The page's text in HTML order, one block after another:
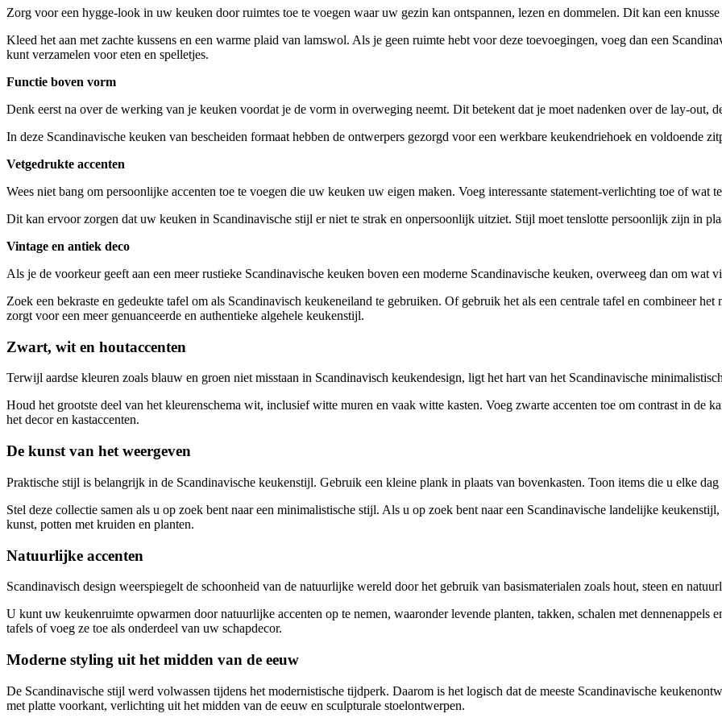
Zorg voor een hygge-look in uw keuken door ruimtes toe te voegen waar uw gezin kan ontspannen, lezen en dommelen. Dit kan een
Kleed het aan met zachte kussens en een warme plaid van lamswol. Als je geen ruimte hebt voor deze toevoegingen, voeg dan een
kunt verzamelen voor eten en spelletjes.
Functie boven vorm
Denk eerst na over de werking van je keuken voordat je de vorm in overweging neemt. Dit betekent dat je moet nadenken over de lay-out,
In deze Scandinavische keuken van bescheiden formaat hebben de ontwerpers gezorgd voor een werkbare keukendriehoek en voldoende
Vetgedrukte accenten
Wees niet bang om persoonlijke accenten toe te voegen die uw keuken uw eigen maken. Voeg interessante statement-verlichting toe of wat
Dit kan ervoor zorgen dat uw keuken in Scandinavische stijl er niet te strak en onpersoonlijk uitziet. Stijl moet tenslotte persoonlijk zijn in
Vintage en antiek deco
Als je de voorkeur geeft aan een meer rustieke Scandinavische keuken boven een moderne Scandinavische keuken, overweeg dan om wat
Zoek een bekraste en gedeukte tafel om als Scandinavisch keukeneiland te gebruiken. Of gebruik het als een centrale tafel en combineer
zorgt voor een meer genuanceerde en authentieke algehele keukenstijl.
Zwart, wit en houtaccenten
Terwijl aardse kleuren zoals blauw en groen niet misstaan ​​in Scandinavisch keukendesign, ligt het hart van het Scandinavische
Houd het grootste deel van het kleurenschema wit, inclusief witte muren en vaak witte kasten. Voeg zwarte accenten toe om contrast in de
het decor en kastaccenten.
De kunst van het weergeven
Praktische stijl is belangrijk in de Scandinavische keukenstijl. Gebruik een kleine plank in plaats van bovenkasten. Toon items die u elke
Stel deze collectie samen als u op zoek bent naar een minimalistische stijl. Als u op zoek bent naar een Scandinavische landelijke
kunst, potten met kruiden en planten.
Natuurlijke accenten
Scandinavisch design weerspiegelt de schoonheid van de natuurlijke wereld door het gebruik van basismaterialen zoals hout, steen en
U kunt uw keukenruimte opwarmen door natuurlijke accenten op te nemen, waaronder levende planten, takken, schalen met dennenappels
tafels of voeg ze toe als onderdeel van uw schapdecor.
Moderne styling uit het midden van de eeuw
De Scandinavische stijl werd volwassen tijdens het modernistische tijdperk. Daarom is het logisch dat de meeste Scandinavische
met platte voorkant, verlichting uit het midden van de eeuw en sculpturale stoelontwerpen.